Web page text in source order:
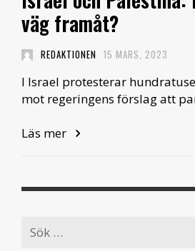
väg framåt?
REDAKTIONEN 15 MARS, 2023
I Israel protesterar
mot regeringens förslag att
Läs mer
Search
for: